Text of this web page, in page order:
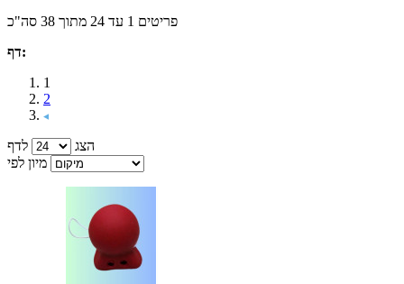
פריטים 1 עד 24 מתוך 38 סה"כ
דף:
1
2
הצג
לדף
מיון לפי